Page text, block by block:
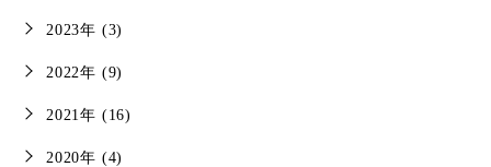
2023年 (3)
2022年 (9)
2021年 (16)
2020年 (4)